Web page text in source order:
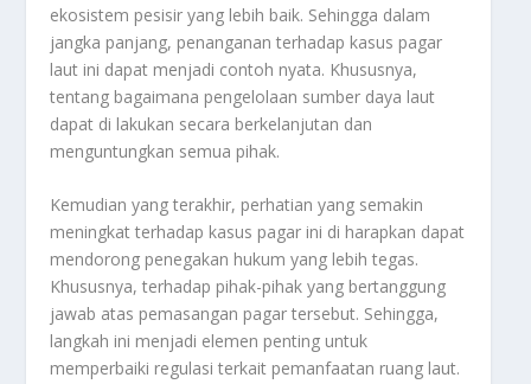
ekosistem pesisir yang lebih baik. Sehingga dalam
jangka panjang, penanganan terhadap kasus pagar
laut ini dapat menjadi contoh nyata. Khususnya,
tentang bagaimana pengelolaan sumber daya laut
dapat di lakukan secara berkelanjutan dan
menguntungkan semua pihak.
Kemudian yang terakhir, perhatian yang semakin
meningkat terhadap kasus pagar ini di harapkan dapat
mendorong penegakan hukum yang lebih tegas.
Khususnya, terhadap pihak-pihak yang bertanggung
jawab atas pemasangan pagar tersebut. Sehingga,
langkah ini menjadi elemen penting untuk
memperbaiki regulasi terkait pemanfaatan ruang laut.